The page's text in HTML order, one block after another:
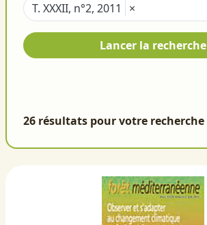
T. XXXII, n°2, 2011
×
Lancer la recherche
26 résultats pour votre recherche